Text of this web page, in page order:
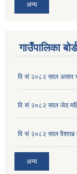
अन्य
गाउँपालिका
वि सं २०८२ साल असार
वि सं २०८२ साल जेठ
वि सं २०८२ साल वैशाख
अन्य